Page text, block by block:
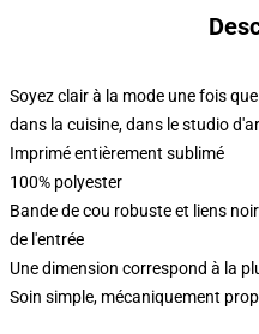
Soyez clair à la mode une fois
dans la cuisine, dans le studio
Imprimé entièrement sublimé
100% polyester
Bande de cou robuste et liens
de l'entrée
Une dimension correspond à la
Soin simple, mécaniquement